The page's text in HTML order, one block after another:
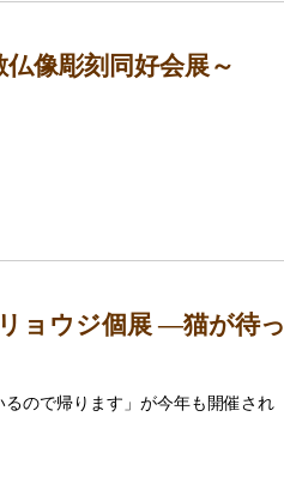
像彫刻同好会展～
ョウジ個展 ―猫が待っ
ので帰ります」が今年も開催され